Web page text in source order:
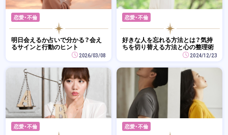
恋愛・不倫
明日会えるか占いで分かる？会え
るサインと行動のヒント
2026/03/08
恋愛・不倫
好きな人を忘れる方法とは？気持
ちを切り替える方法と心の整理術
2024/12/23
恋愛・不倫 恋愛・不倫